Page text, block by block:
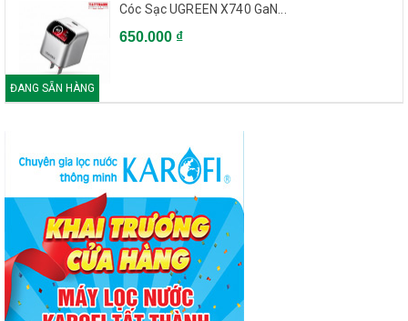
ĐANG SẴN HÀNG
Cóc Sạc UGREEN X740 GaN...
650.000 ₫